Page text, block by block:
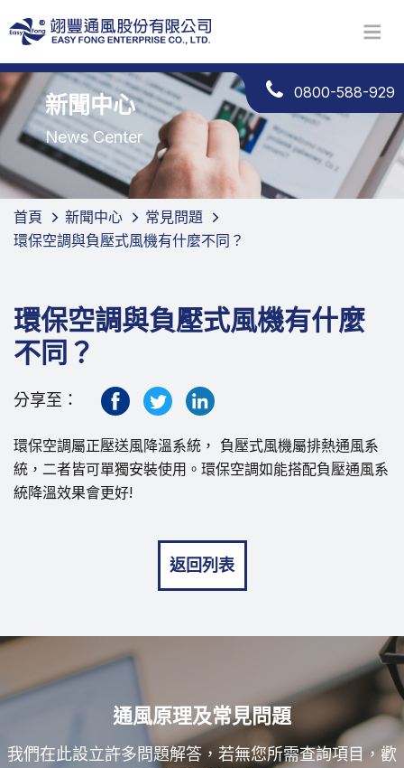
0800-588-929
新聞中心
News Center
首頁 新聞中心
常見問題
環保空調與負壓式風機有什麼不同？
環保空調與負壓式風機有什麼
不同？
分享至：
環保空調屬正壓送風降溫系統， 負壓式風機屬排熱通風系
統，二者皆可單獨安裝使用。環保空調如能搭配負壓通風系
統降溫效果會更好!
返回列表
通風原理及常見問題
我們在此設立許多問題解答，若無您所需查詢項目，歡